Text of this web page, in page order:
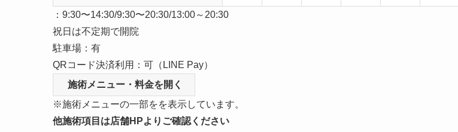
：9:30〜14:30/9:30〜20:30/13:00～20:30
祝日は不定期で開院
駐車場：有
QRコード決済利用：可（LINE Pay）
施術メニュー・料金を開く
※施術メニューの一部をを表示しています。
他施術項目は店舗HPよりご確認ください